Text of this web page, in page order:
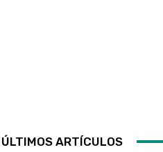
ÚLTIMOS ARTÍCULOS